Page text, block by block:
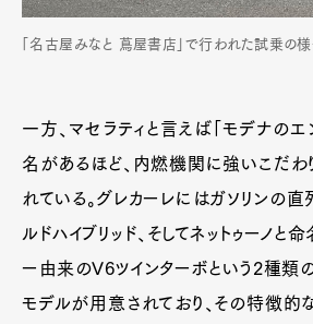
「名古屋みなと 蔦屋書店」で行われた試乗の様
一方、マセラティと言えば「モデナの
名があるほど、内燃機関に強いこだわ
れている。グレカーレにはガソリンの
ルドハイブリッド、そしてネットゥーノと
ー由来のV6ツインターボという2種類
モデルが用意されており、その特徴的